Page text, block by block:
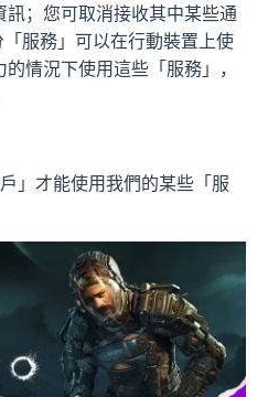
；您可取消接收其中某些通
服務」可以在行動裝置上使
情況下使用這些「服務」，
」才能使用我們的某些「服